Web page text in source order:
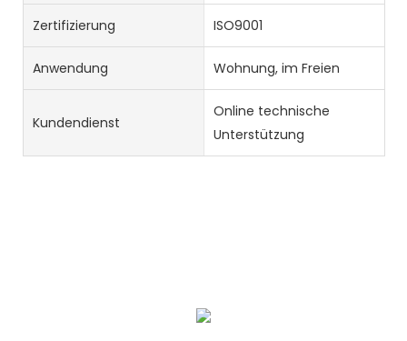
Zertifizierung ISO9001
Anwendung Wohnung, im Freien
Kundendienst
Online technische
Unterstützung